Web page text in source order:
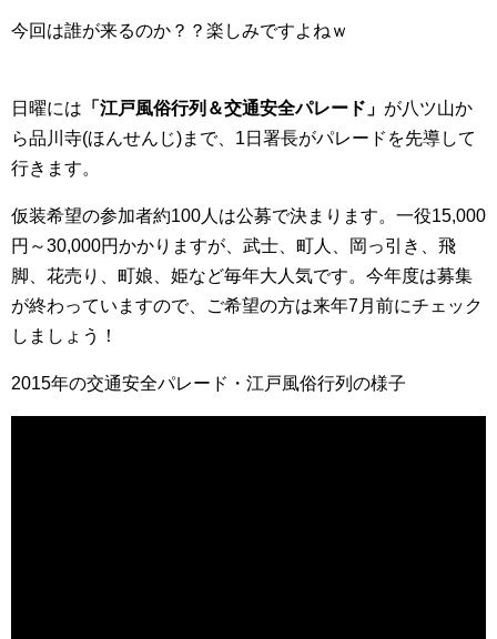
今回は誰が来るのか？？楽しみですよねｗ
日曜には 「江戸風俗行列＆交通安全パレード」 が八ツ山か
ら品川寺(ほんせんじ)まで、1日署長がパレードを先導して
行きます。
仮装希望の参加者約100人は公募で決まります。一役15,000
円～30,000円かかりますが、武士、町人、岡っ引き、飛
脚、花売り、町娘、姫など毎年大人気です。今年度は募集
が終わっていますので、ご希望の方は来年7月前にチェック
しましょう！
2015年の交通安全パレード・江戸風俗行列の様子